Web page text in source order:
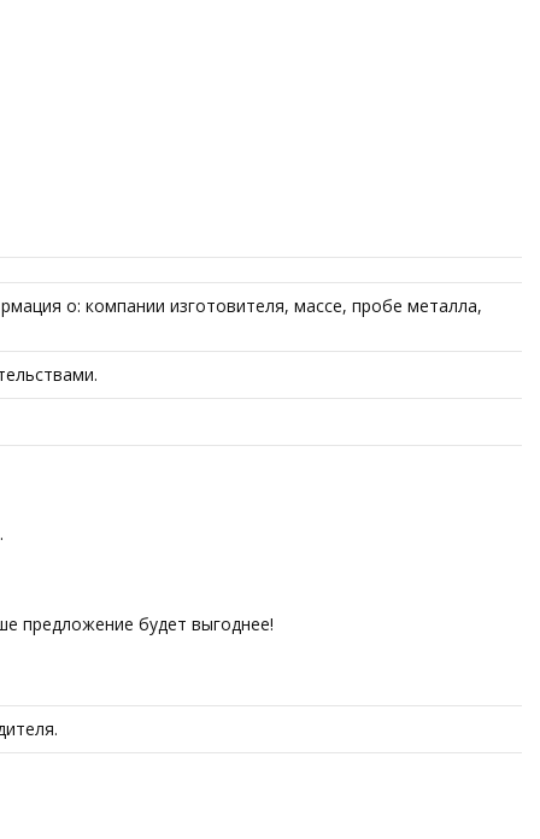
о: компании изготовителя, массе, пробе металла,
предложение будет выгоднее!